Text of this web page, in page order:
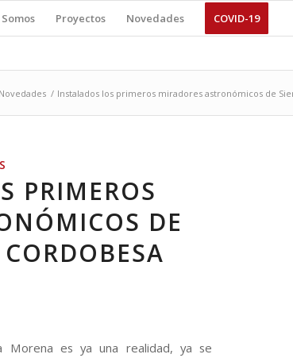
Proyectos Novedades COVID-19
Novedades / Instalados los primeros miradores astronómicos de
PRIMEROS
DE
Morena es ya una realidad, ya se